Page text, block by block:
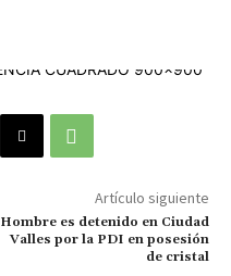
Artículo siguiente
Hombre es detenido en Ciudad
Valles por la PDI en posesión
de cristal